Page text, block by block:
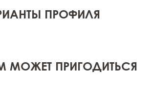
ПРОФИЛЯ
МОЖЕТ ПРИГОДИТЬСЯ